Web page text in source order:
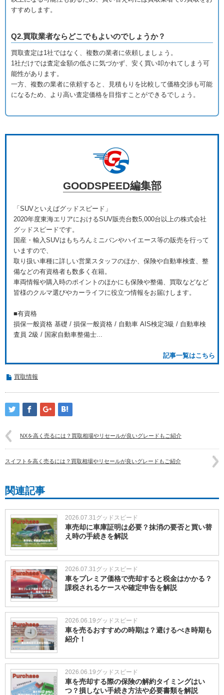
すすめします。
Q2.買取業者ならどこでもよいのでしょうか？
買取査定は1社ではなく、複数の業者に依頼しましょう。
1社だけでは査定金額の低さに気づかず、安く買い叩かれてしまう可
能性があります。
一方、複数の業者に依頼すると、見積もりを比較して価格交渉も可能
になるため、より高い査定価格を目指すことができるでしょう。
GOODSPEED編集部
「SUVといえばグッドスピード」
2020年度東海エリアにおけるSUV販売台数5,000台以上の株式会社
グッドスピードです。
国産・輸入SUVはもちろんミニバンやハイエース等の販売を行って
いますので、
取り扱い車種に詳しい営業スタッフのほか、保険や自動車検査、整
備などの有資格者も数多く在籍。
車両情報や購入時のポイントのほかにも保険や整備、買取などなど
皆様のクルマ選びやカーライフに役立つ情報をお届けします。
■有資格
損保一般資格 基礎 / 損保一般資格 / 自動車 AIS検定3級 / 自動車検
査員 2級 / 国家自動車整備士...
記事一覧はこちら
買取情報
NXを高く売るには？買取相場やリセールが良いグレードもご紹介
スイフトを高く売るには？買取相場やリセールが良いグレードもご紹介
関連記事
2026.07.31グッドスピード
車売却に車庫証明は必要？抹消の要否と買い替
え時の手続きを解説
2026.07.31グッドスピード
車をプレミア価格で売却すると税金はかかる？
課税されるケースや確定申告を解説
2026.06.19グッドスピード
車を売るおすすめの時期は？避けるべき時期も
紹介！
2026.06.19グッドスピード
車を売却する際の保険の解約タイミングはい
つ？損しない手続き方法や必要書類を解説